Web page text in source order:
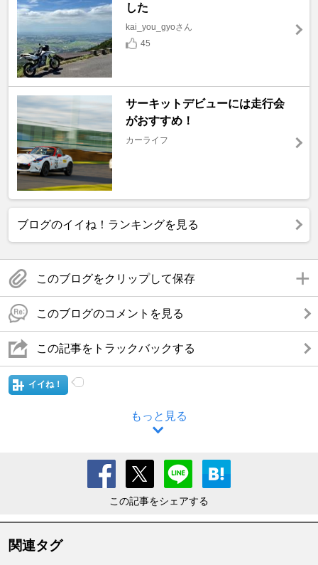
した
kai_you_gyoさん
45
サーキットデビューには走行会
がおすすめ！
カーライフ
ブログのイイね！ランキングを見る
このブログをクリップして保存
このブログのコメントを見る
この記事をトラックバックする
イイね！
もっと見る
この記事をシェアする
関連タグ